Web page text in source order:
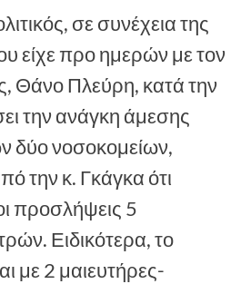
σε συνέχεια της
είχε προ ημερών με τον
Θάνο Πλεύρη, κατά την
την ανάγκη άμεσης
δύο νοσοκομείων,
την κ. Γκάγκα ότι
προσλήψεις 5
Ειδικότερα, το
με 2 μαιευτήρες-